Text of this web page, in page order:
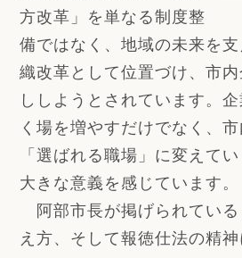
方改革」を単なる制度整
備ではなく、地域の未来を
織改革として位置づけ、市
ししようとされています。
く場を増やすだけでなく、
「選ばれる職場」に変えて
大きな意義を感じています。
阿部市長が掲げられてい
え方、そして報徳仕法の精